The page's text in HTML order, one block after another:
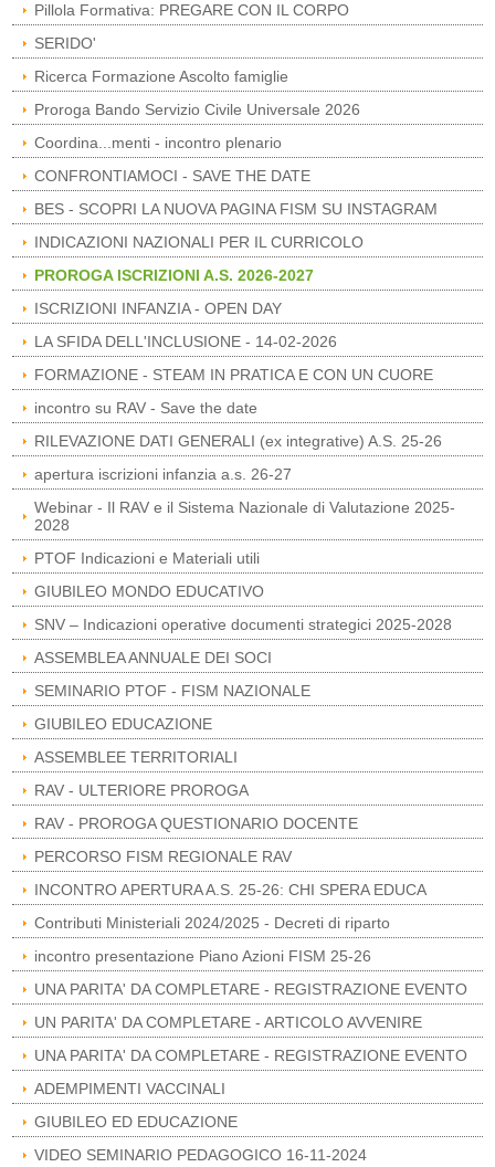
Pillola Formativa: PREGARE CON IL CORPO
SERIDO'
Ricerca Formazione Ascolto famiglie
Proroga Bando Servizio Civile Universale 2026
Coordina...menti - incontro plenario
CONFRONTIAMOCI - SAVE THE DATE
BES - SCOPRI LA NUOVA PAGINA FISM SU INSTAGRAM
INDICAZIONI NAZIONALI PER IL CURRICOLO
PROROGA ISCRIZIONI A.S. 2026-2027
ISCRIZIONI INFANZIA - OPEN DAY
LA SFIDA DELL'INCLUSIONE - 14-02-2026
FORMAZIONE - STEAM IN PRATICA E CON UN CUORE
incontro su RAV - Save the date
RILEVAZIONE DATI GENERALI (ex integrative) A.S. 25-26
apertura iscrizioni infanzia a.s. 26-27
Webinar - Il RAV e il Sistema Nazionale di Valutazione 2025-
2028
PTOF Indicazioni e Materiali utili
GIUBILEO MONDO EDUCATIVO
SNV – Indicazioni operative documenti strategici 2025-2028
ASSEMBLEA ANNUALE DEI SOCI
SEMINARIO PTOF - FISM NAZIONALE
GIUBILEO EDUCAZIONE
ASSEMBLEE TERRITORIALI
RAV - ULTERIORE PROROGA
RAV - PROROGA QUESTIONARIO DOCENTE
PERCORSO FISM REGIONALE RAV
INCONTRO APERTURA A.S. 25-26: CHI SPERA EDUCA
Contributi Ministeriali 2024/2025 - Decreti di riparto
incontro presentazione Piano Azioni FISM 25-26
UNA PARITA' DA COMPLETARE - REGISTRAZIONE EVENTO
UN PARITA' DA COMPLETARE - ARTICOLO AVVENIRE
UNA PARITA' DA COMPLETARE - REGISTRAZIONE EVENTO
ADEMPIMENTI VACCINALI
GIUBILEO ED EDUCAZIONE
VIDEO SEMINARIO PEDAGOGICO 16-11-2024